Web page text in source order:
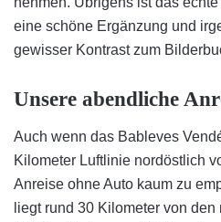
eine schöne Ergänzung und
gewisser Kontrast zum
Unsere abendliche
Auch wenn das Bableves
Kilometer Luftlinie nordöstlich
Anreise ohne Auto kaum zu
liegt rund 30 Kilometer von